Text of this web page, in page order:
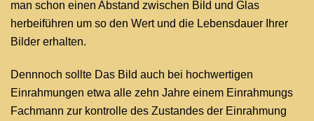
man schon einen Abstand zwischen Bild und Glas
herbeiführen um so den Wert und die Lebensdauer Ihrer
Bilder erhalten.
Dennnoch sollte Das Bild auch bei hochwertigen
Einrahmungen etwa alle zehn Jahre einem Einrahmungs
Fachmann zur kontrolle des Zustandes der Einrahmung